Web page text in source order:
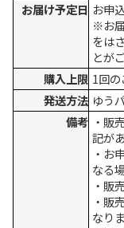
お届け予定日 お申
※お
をは
とが
購入上限 1回
発送方法 ゆう
備考 ・販
記が
・お
なる
・販
・販
なり